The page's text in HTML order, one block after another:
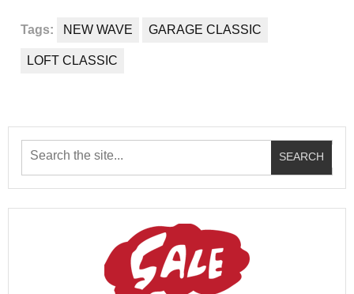
Tags: NEW WAVE GARAGE CLASSIC
LOFT CLASSIC